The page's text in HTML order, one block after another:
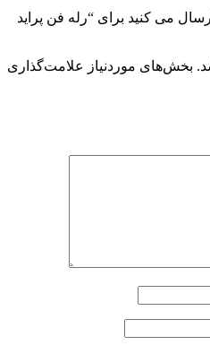
می کنید برای “رله فن پراید
بخش‌های موردنیاز علامت‌گذاری